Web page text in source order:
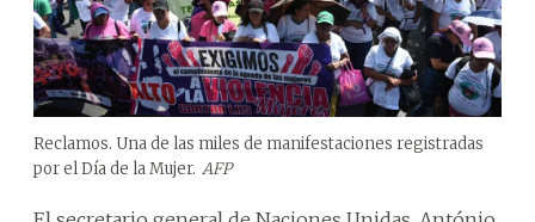
Reclamos. Una de las miles de manifestaciones registradas
por el Día de la Mujer. AFP